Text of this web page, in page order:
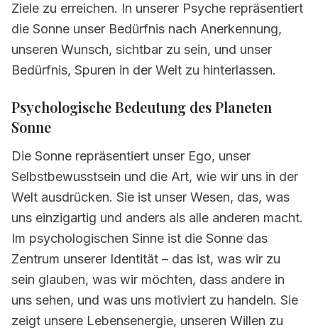
8. Tipps für das Leben mit Sonne
9. Berühmte Personen mit starkem
Planetenstand Sonne
Ziele zu erreichen. In unserer Psyche repräsentiert
die Sonne unser Bedürfnis nach Anerkennung,
unseren Wunsch, sichtbar zu sein, und unser
Bedürfnis, Spuren in der Welt zu hinterlassen.
Psychologische Bedeutung des Planeten
Sonne
Die Sonne repräsentiert unser Ego, unser
Selbstbewusstsein und die Art, wie wir uns in der
Welt ausdrücken. Sie ist unser Wesen, das, was
uns einzigartig und anders als alle anderen macht.
Im psychologischen Sinne ist die Sonne das
Zentrum unserer Identität – das ist, was wir zu
sein glauben, was wir möchten, dass andere in
uns sehen, und was uns motiviert zu handeln. Sie
zeigt unsere Lebensenergie, unseren Willen zu